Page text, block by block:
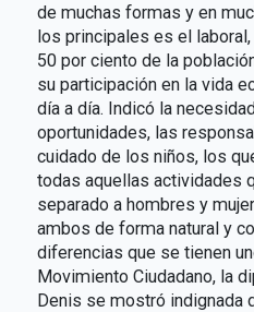
de muchas formas y en
los principales es el
50 por ciento de la
su participación en la vida
día a día. Indicó la
oportunidades, las
cuidado de los niños, los
todas aquellas actividades
separado a hombres y
ambos de forma natural y
diferencias que se tienen
Movimiento Ciudadano, la
Denis se mostró indignada